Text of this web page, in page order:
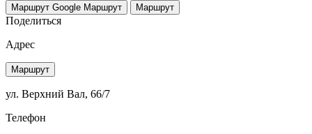
Маршрут Google Маршрут Маршрут
Поделиться
Адрес
Маршрут
ул. Верхний Вал, 66/7
Телефон